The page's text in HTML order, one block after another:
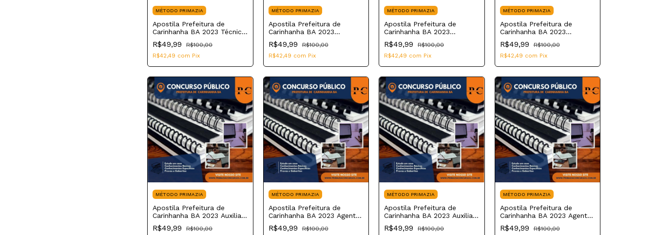
MÉTODO PRIMAZIA
Apostila Prefeitura de
Carinhanha BA 2023 Técnico
de Enfermagem
R$49,99
R$100,00
R$42,49 com Pix
MÉTODO PRIMAZIA
Apostila Prefeitura de
Carinhanha BA 2023
Recepcionista
R$49,99
R$100,00
R$42,49 com Pix
MÉTODO PRIMAZIA
Apostila Prefeitura de
Carinhanha BA 2023
Orientador Social
R$49,99
R$100,00
R$42,49 com Pix
MÉTODO PRIMAZIA
Apostila Prefeitura de
Carinhanha BA 2023
Digitador
R$49,99
R$100,00
R$42,49 com Pix
MÉTODO PRIMAZIA
Apostila Prefeitura de
Carinhanha BA 2023 Auxiliar
Administrativo
R$49,99
R$100,00
MÉTODO PRIMAZIA
Apostila Prefeitura de
Carinhanha BA 2023 Agente
Sanitarista
R$49,99
R$100,00
MÉTODO PRIMAZIA
Apostila Prefeitura de
Carinhanha BA 2023 Auxiliar
de Farmácia
R$49,99
R$100,00
MÉTODO PRIMAZIA
Apostila Prefeitura de
Carinhanha BA 2023 Agente
Epidemiológico
R$49,99
R$100,00